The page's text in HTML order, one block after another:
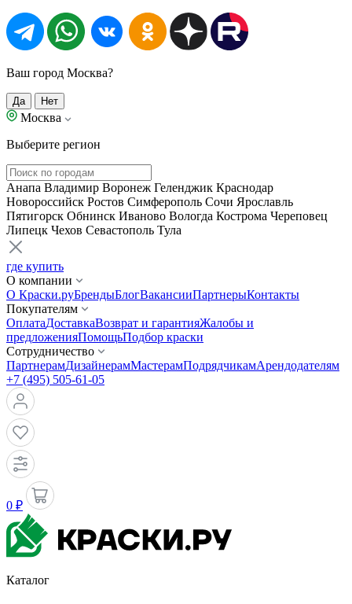
Ваш город Москва?
Да Нет
Москва
Выберите регион
Анапа Владимир Воронеж Геленджик Краснодар
Новороссийск Ростов Симферополь Сочи Ярославль
Пятигорск Обнинск Иваново Вологда Кострома Череповец
Липецк Чехов Севастополь Тула
где купить
О компании
О Краски.руБрендыБлогВакансииПартнерыКонтакты
Покупателям
ОплатаДоставкаВозврат и гарантияЖалобы и
предложенияПомощьПодбор краски
Сотрудничество
ПартнерамДизайнерамМастерамПодрядчикамАрендодателям
+7 (495) 505-61-05
0 ₽
Каталог